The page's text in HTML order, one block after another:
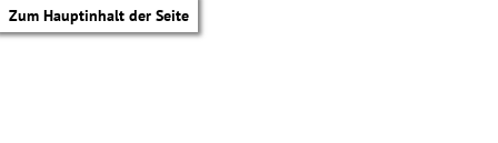
Zum Hauptinhalt der Seite